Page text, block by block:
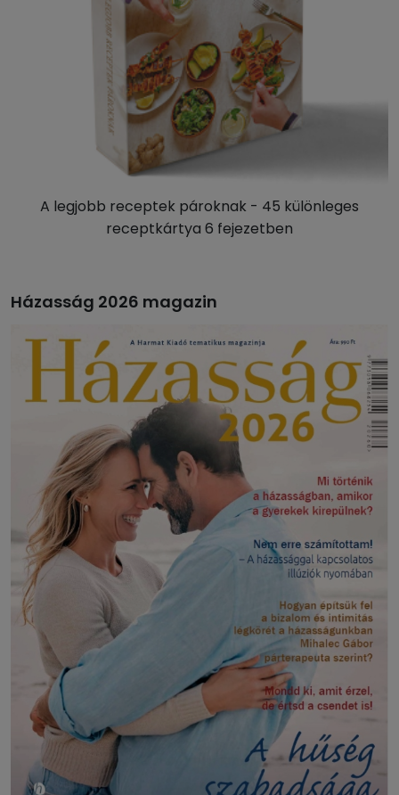
A legjobb receptek pároknak - 45 különleges
receptkártya 6 fejezetben
Házasság 2026 magazin